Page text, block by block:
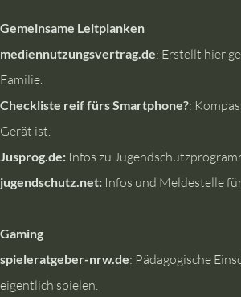
Gemeinsame Leitplanken
mediennutzungsvertrag.de: Erstellt hier
Familie.
Checkliste reif fürs Smartphone?:
Gerät ist.
Jusprog.de: Infos zu
jugendschutz.net: Infos und Meldestelle
Gaming
spieleratgeber-nrw.de: Pädagogische
eigentlich spielen.